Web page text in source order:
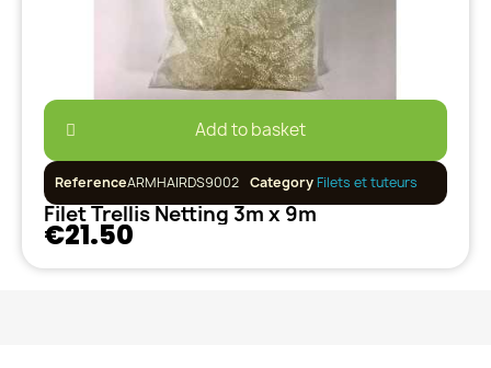
Add to basket
ReferenceARMHAIRDS9002 CategoryFilets et tuteurs
Filet Trellis Netting 3m x 9m
€21.50